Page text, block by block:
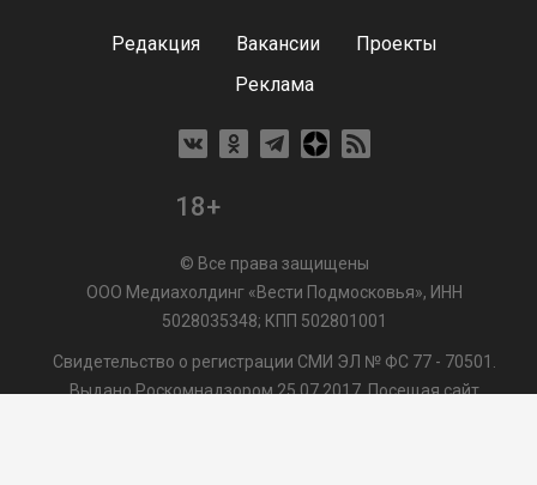
Редакция Вакансии
Проекты
Реклама
18+
© Все права защищены
ООО Медиахолдинг «Вести Подмосковья», ИНН
5028035348; КПП 502801001
Свидетельство о регистрации СМИ ЭЛ № ФС 77 - 70501.
Выдано Роскомнадзором 25.07.2017. Посещая сайт